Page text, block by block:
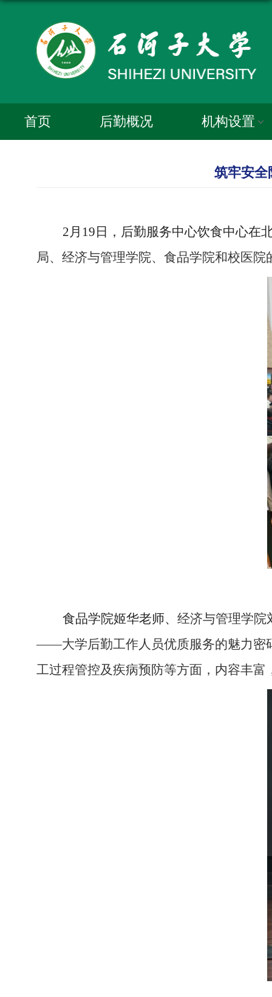
首页 后勤概况 机构设置
筑牢安
2月19日，后勤服务中心饮食中心在
局、经济与管理学院、食品学院和校医院
食品学院姬华老师、 经济与管理学院
——大学后勤工作人员优质服务的魅力密
工过程管控及疾病预防等方面，内容丰